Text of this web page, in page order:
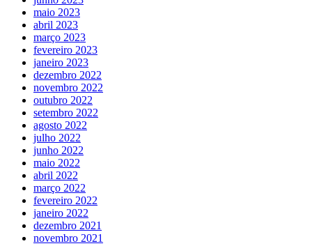
maio 2023
abril 2023
março 2023
fevereiro 2023
janeiro 2023
dezembro 2022
novembro 2022
outubro 2022
setembro 2022
agosto 2022
julho 2022
junho 2022
maio 2022
abril 2022
março 2022
fevereiro 2022
janeiro 2022
dezembro 2021
novembro 2021